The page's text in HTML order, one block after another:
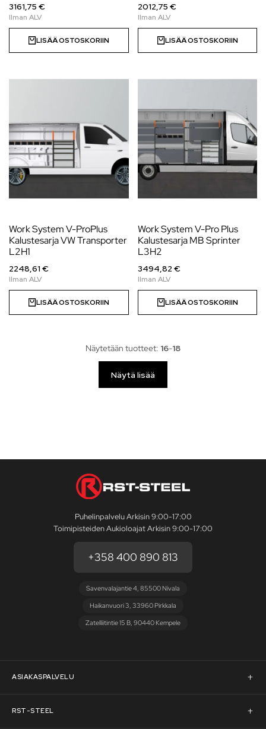
3161,75 €
LISÄÄ OSTOSKORIIN
2012,75 €
LISÄÄ OSTOSKORIIN
Work System V-ProPlus
Kalustesarja VW Transporter
L2H1
2248,61 €
LISÄÄ OSTOSKORIIN
Work System V-Pro Plus
Kalustesarja MB Sprinter
L3H2
3494,82 €
LISÄÄ OSTOSKORIIN
Näytetään tuotteet: 16-18
Näytä lisää
Puhelinpalvelu Arkisin 9:00-17:00
Toimipisteiden Aukioloajat Arkisin 9:00-17:00
+358 400 890 813
Savenvalajantie 4, 85500 Nivala
Haikanvuori 3, 33960 Pirkkala
Zatelliitintie 15 B, 90440 Kempele
ASIAKASPALVELU
Asiakaspalvelu
RST-STEEL